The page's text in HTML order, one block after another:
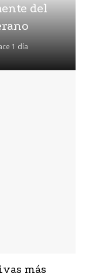
del
1 día
más